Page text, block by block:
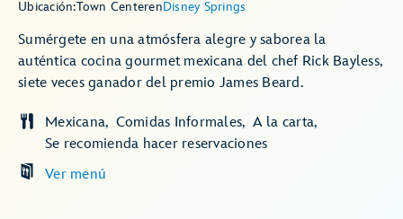
Ubicación:Town CenterenDisney Springs
Sumérgete en una atmósfera alegre y saborea la
auténtica cocina gourmet mexicana del chef Rick Bayless,
siete veces ganador del premio James Beard.
Ver menú
Mexicana Comidas Informales
A la carta
Se recomienda hacer reservaciones